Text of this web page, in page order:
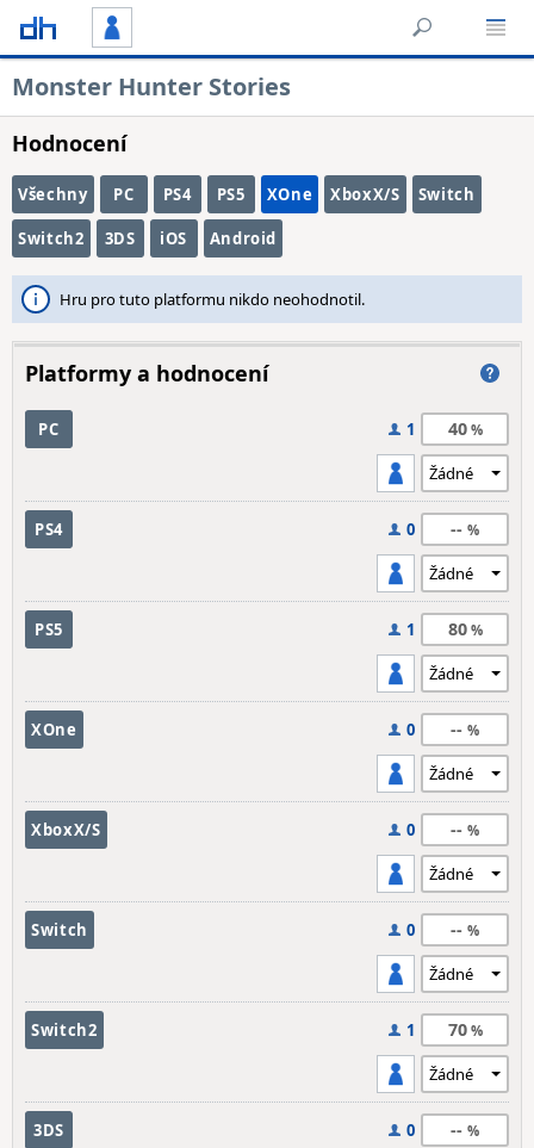
Monster Hunter Stories
Hodnocení
Všechny PC PS4 PS5 XOne XboxX/S Switch
Switch2 3DS iOS Android
Hru pro tuto platformu nikdo neohodnotil.
Platformy a hodnocení
PC 1 40
PS4 0 --
PS5 1 80
XOne 0 --
XboxX/S 0 --
Switch 0 --
Switch2 1 70
3DS 0 --